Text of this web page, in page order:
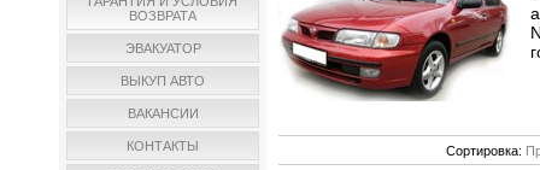
ВОЗВРАТА
ЭВАКУАТОР
ВЫКУП АВТО
ВАКАНСИИ
КОНТАКТЫ Сортировка: